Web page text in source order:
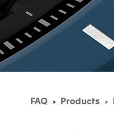
FAQ Products